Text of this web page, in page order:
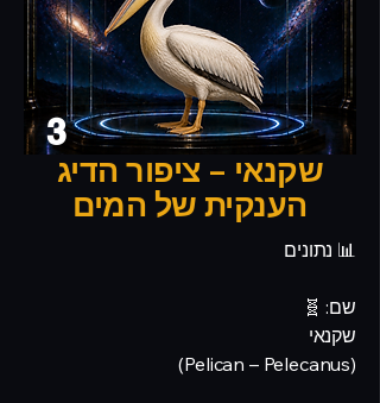
3
שקנאי – ציפור הדיג
הענקית של המים
📊 נתונים
שם: 🧬
שקנאי
(Pelican – Pelecanus)